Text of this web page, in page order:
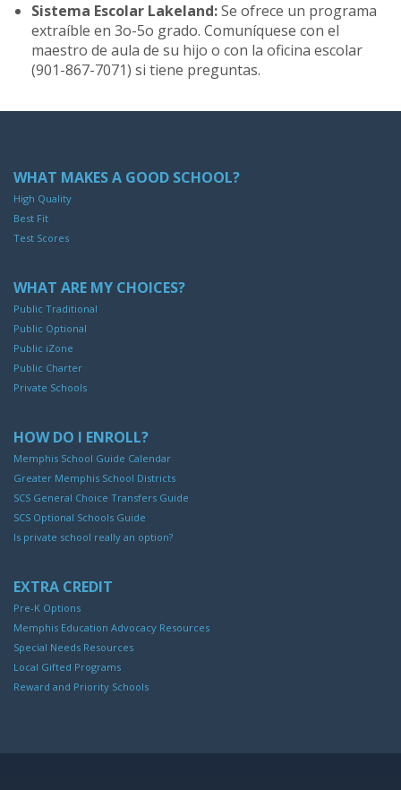
Sistema Escolar Lakeland:Se ofrece un programa
extraíble en 3o-5o grado. Comuníquese con el
maestro de aula de su hijo o con la oficina escolar
(901-867-7071) si tiene preguntas.
WHAT MAKES A GOOD SCHOOL?
High Quality
Best Fit
Test Scores
WHAT ARE MY CHOICES?
Public Traditional
Public Optional
Public iZone
Public Charter
Private Schools
HOW DO I ENROLL?
Memphis School Guide Calendar
Greater Memphis School Districts
SCS General Choice Transfers Guide
SCS Optional Schools Guide
Is private school really an option?
EXTRA CREDIT
Pre-K Options
Memphis Education Advocacy Resources
Special Needs Resources
Local Gifted Programs
Reward and Priority Schools